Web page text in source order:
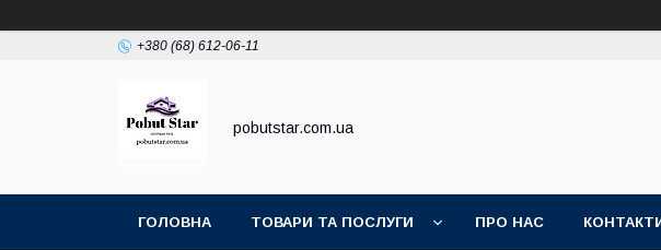
+380 (68) 612-06-11
pobutstar.com.ua
ГОЛОВНА ТОВАРИ ТА ПОСЛУГИ ПРО НАС